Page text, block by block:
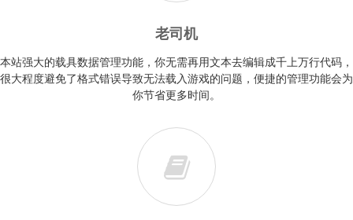
老司机
本站强大的载具数据管理功能，你无需再用文本去编辑成千上万行代码，
很大程度避免了格式错误导致无法载入游戏的问题，便捷的管理功能会为
你节省更多时间。